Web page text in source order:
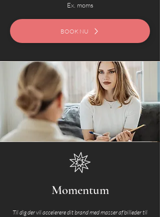
Ex. moms
BOOK NU
Momentum
Til dig der vil accelerere dit brand med masser af billeder til